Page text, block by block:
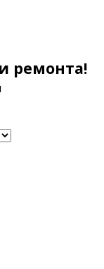
ремонта!